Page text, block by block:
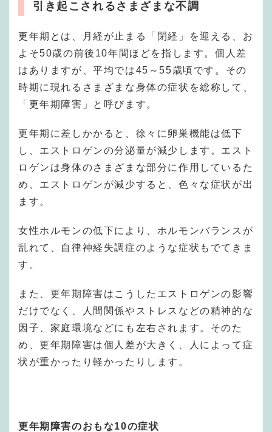
引き起こされるさまざまな不調
更年期とは、月経が止まる「閉経」を迎える、お
よそ50歳の前後10年間ほどを指します。個人差
はありますが、平均では45～55歳頃です。その
時期に現れるさまざまな身体の症状を総称して、
「更年期障害」と呼びます。
更年期に差しかかると、徐々に卵巣機能は低下
し、エストロゲンの分泌量が減少します。エスト
ロゲンは身体のさまざまな部分に作用しているた
め、エストロゲンが減少すると、色々な症状が出
ます。
女性ホルモンの低下により、ホルモンバランスが
乱れて、自律神経失調症のような症状もでてきま
す。
また、更年期障害はこうしたエストロゲンの影響
だけでなく、人間関係やストレスなどの精神的な
因子、家庭環境などにも左右されます。そのた
め、更年期障害は個人差が大きく、人によって症
状が重かったり軽かったりします。
更年期障害のおもな10の症状